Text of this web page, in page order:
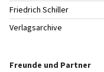
Friedrich Schiller
Verlagsarchive
Freunde und Partner